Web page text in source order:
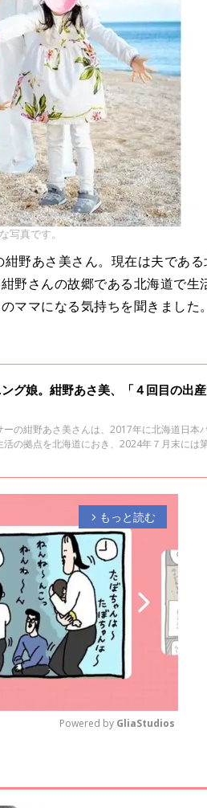
写真です。
野あさ美さん。現在は夫であ
野さんの故郷である北海道で生
ママになる気持ちを聞きました。
グ娘。紺野あさ美、「４回目の出
の紺野あさ美さんは、2017年に北海道日本
の拠点を北海道におき、2024年７月末には
arrow_forward_ios もっと読む
u
Powered by GliaStudios